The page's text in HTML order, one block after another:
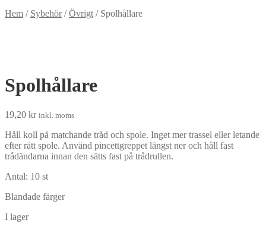
Hem / Sybehör/Övrigt / Spolhållare
Spolhållare
19,20 kr inkl. moms
Håll koll på matchande tråd och spole. Inget mer trassel eller letande
efter rätt spole. Använd pincettgreppet längst ner och håll fast
trådändarna innan den sätts fast på trådrullen.
Antal: 10 st
Blandade färger
I lager